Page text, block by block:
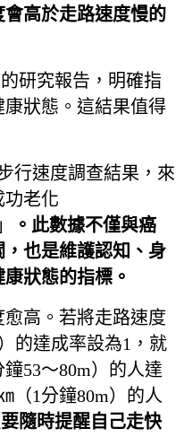
高於走路速度慢的
研究報告，明確指
狀態。這結果值得
行速度調查結果，來
功老化
。此數據不僅與癌
也是維護認知、身
狀態的指標。
高。若將走路速度
的達成率設為1，就
53～80m）的人達
（1分鐘80m）的人
隨時提醒自己走快